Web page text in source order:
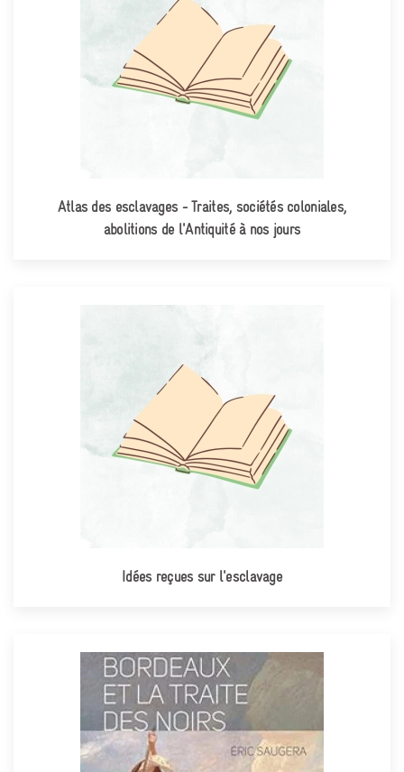
Atlas des esclavages - Traites, sociétés coloniales,
abolitions de l'Antiquité à nos jours
Idées reçues sur l'esclavage